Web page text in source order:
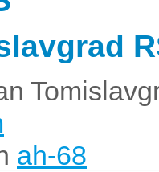
ah-68